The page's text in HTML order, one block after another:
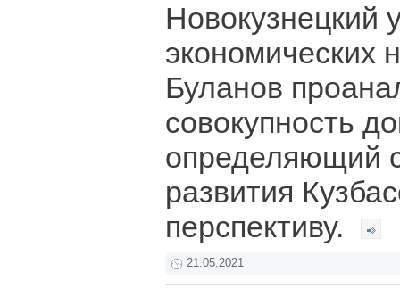
Новокузнецкий
экономических
Буланов
совокупность
определяющий
развития
перспективу.
21.05.2021